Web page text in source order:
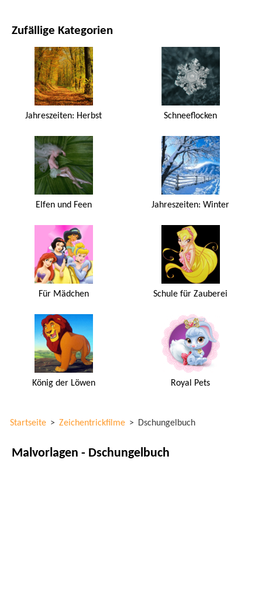
Zufällige Kategorien
Jahreszeiten: Herbst Schneeflocken
Elfen und Feen Jahreszeiten: Winter
Für Mädchen Schule für Zauberei
König der Löwen Royal Pets
Startseite > Zeichentrickfilme > Dschungelbuch
Malvorlagen - Dschungelbuch